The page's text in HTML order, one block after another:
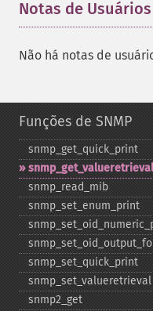
Notas de Usuários
Não há notas de
Funções de SNMP
snmp_​get_​quick_​print
snmp_​get_​valueretrieval
snmp_​read_​mib
snmp_​set_​enum_​print
snmp_​set_​quick_​print
snmp_​set_​valueretrieval
snmp2_​get